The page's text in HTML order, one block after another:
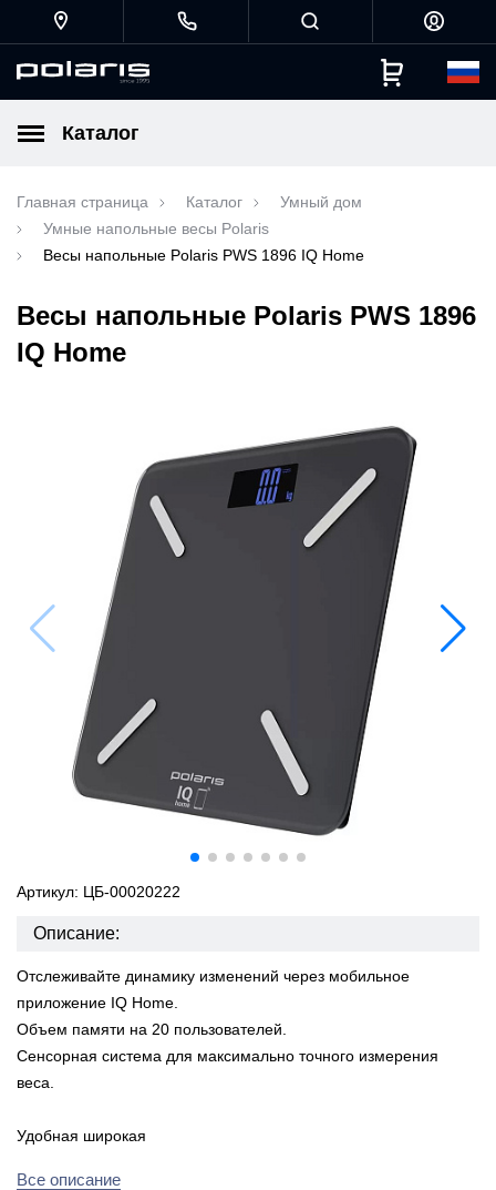
Каталог
Главная страница Каталог
Умный дом
Умные напольные весы Polaris
Весы напольные Polaris PWS 1896 IQ Home
Весы напольные Polaris PWS 1896
IQ Home
Артикул: ЦБ-00020222
Описание:
Отслеживайте динамику изменений через мобильное
приложение IQ Home.
Объем памяти на 20 пользователей.
Сенсорная система для максимально точного измерения
веса.
Удобная широкая
Все описание